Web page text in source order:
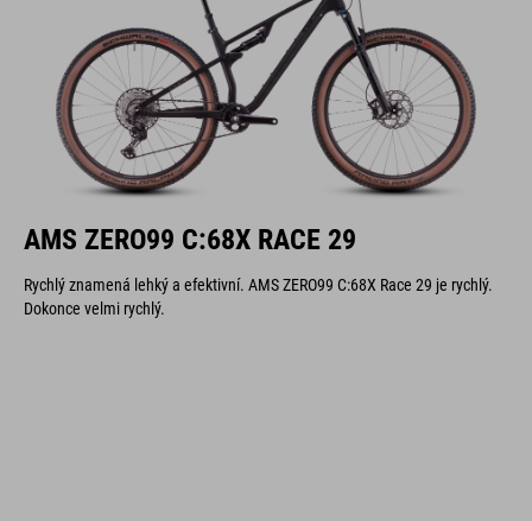
AMS ZERO99 C:68X RACE 29
Rychlý znamená lehký a efektivní. AMS ZERO99 C:68X Race 29 je rychlý.
Dokonce velmi rychlý.